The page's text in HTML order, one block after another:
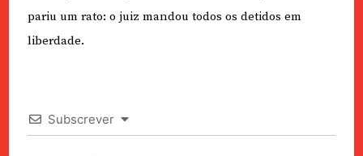
pariu um rato: o juiz mandou todos os detidos em
liberdade.
Subscrever